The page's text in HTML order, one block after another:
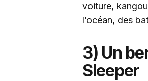
voiture,
l’océan, des
3) Un
Sleeper